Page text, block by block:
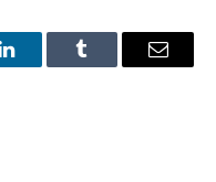
LinkedInTumblr
E-